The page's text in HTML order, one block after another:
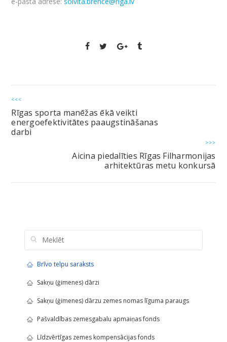
<<<
Rīgas sporta manēžas ēkā veikti
energoefektivitātes paaugstināšanas
darbi
>>>
Aicina piedalīties Rīgas Filharmonijas
arhitektūras metu konkursā
Brīvo telpu saraksts
Sakņu (ģimenes) dārzi
Sakņu (ģimenes) dārzu zemes nomas līguma paraugs
Pašvaldības zemesgabalu apmaiņas fonds
Līdzvērtīgas zemes kompensācijas fonds